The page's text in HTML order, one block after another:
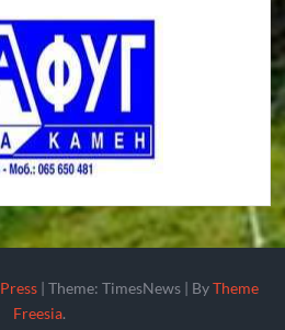
|Theme: TimesNews | ByTheme
Freesia.